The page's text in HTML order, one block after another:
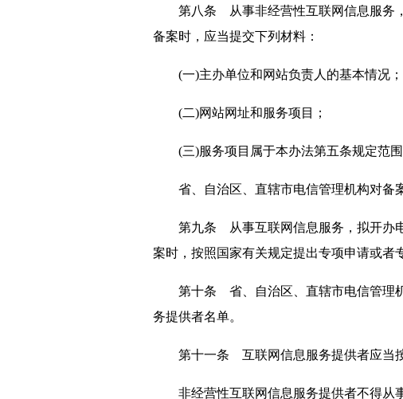
第八条 从事非经营性互联网信息服务，
备案时，应当提交下列材料：
(一)主办单位和网站负责人的基本情况；
(二)网站网址和服务项目；
(三)服务项目属于本办法第五条规定范围
省、自治区、直辖市电信管理机构对备案
第九条 从事互联网信息服务，拟开办电
案时，按照国家有关规定提出专项申请或者
第十条 省、自治区、直辖市电信管理机
务提供者名单。
第十一条 互联网信息服务提供者应当按
非经营性互联网信息服务提供者不得从事